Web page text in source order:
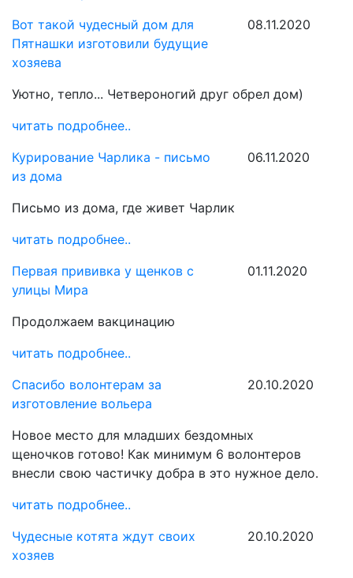
Вот такой чудесный дом для
Пятнашки изготовили будущие
хозяева
08.11.2020
Уютно, тепло... Четвероногий друг обрел дом)
читать подробнее..
Курирование Чарлика - письмо
из дома
06.11.2020
Письмо из дома, где живет Чарлик
читать подробнее..
Первая прививка у щенков с
улицы Мира
01.11.2020
Продолжаем вакцинацию
читать подробнее..
Спасибо волонтерам за
изготовление вольера
20.10.2020
Новое место для младших бездомных
щеночков готово! Как минимум 6 волонтеров
внесли свою частичку добра в это нужное дело.
читать подробнее..
Чудесные котята ждут своих
хозяев
20.10.2020